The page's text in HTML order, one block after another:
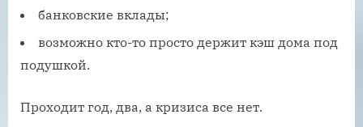
банковские вклады;
возможно кто-то просто держит кэш дома под
подушкой.
Проходит год, два, а кризиса все нет.